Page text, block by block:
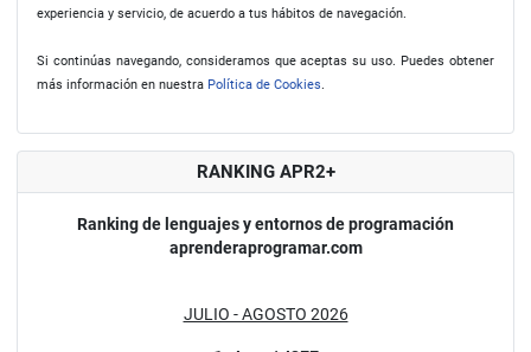
experiencia y servicio, de acuerdo a tus hábitos de navegación.
Si continúas navegando, consideramos que aceptas su uso. Puedes obtener
más información en nuestra Política de Cookies.
RANKING APR2+
Ranking de lenguajes y entornos de programación
aprenderaprogramar.com
JULIO - AGOSTO 2026